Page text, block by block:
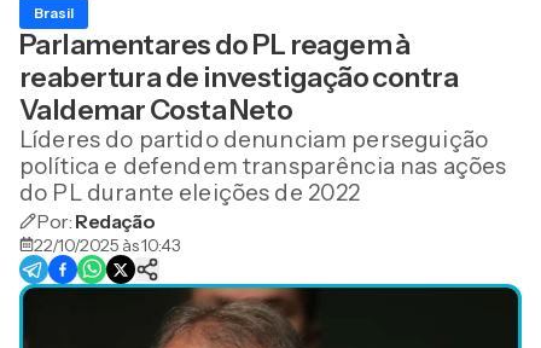
investigação contra
Valdemar Costa Neto
Brasil
Parlamentares do PL reagem à
reabertura de investigação contra
Valdemar Costa Neto
Líderes do partido denunciam perseguição
política e defendem transparência nas ações
do PL durante eleições de 2022
Por: Redação
22/10/2025 às 10:43